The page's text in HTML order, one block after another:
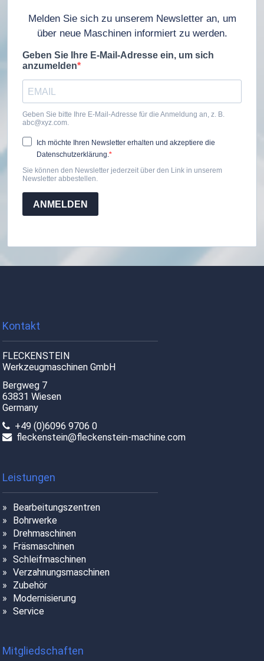
Melden Sie sich zu unserem Newsletter an, um
über neue Maschinen informiert zu werden.
Geben Sie Ihre E-Mail-Adresse ein, um sich
anzumelden
Geben Sie bitte Ihre E-Mail-Adresse für die Anmeldung an, z. B.
abc@xyz.com.
Ich möchte Ihren Newsletter erhalten und akzeptiere die
Datenschutzerklärung.
Sie können den Newsletter jederzeit über den Link in unserem
Newsletter abbestellen.
ANMELDEN
Kontakt
FLECKENSTEIN
Werkzeugmaschinen GmbH
Bergweg 7
63831 Wiesen
Germany
+49 (0)6096 9706 0
fleckenstein@fleckenstein-machine.com
Leistungen
Bearbeitungszentren
Bohrwerke
Drehmaschinen
Fräsmaschinen
Schleifmaschinen
Verzahnungsmaschinen
Zubehör
Modernisierung
Service
Mitgliedschaften